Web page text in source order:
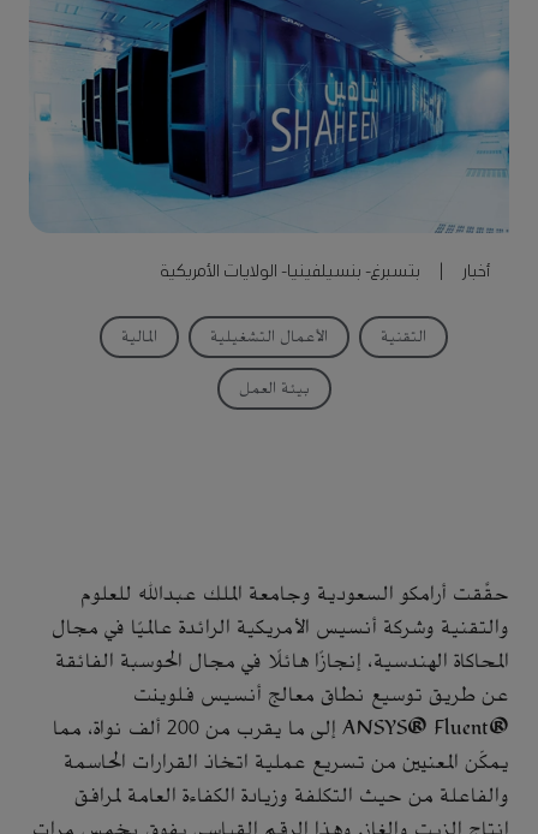
أخبار
بتسبرغ- بنسيلفينيا- الولايات الأمريكية
التقنية الأعمال التشغيلية المالية
بيئة العمل
حقَّقت أرامكو السعودية وجامعة الملك عبدالله للعلوم
والتقنية وشركة أنسيس الأمريكية الرائدة عالميًا في مجال
المحاكاة الهندسية، إنجازًا هائلًا في مجال الحوسبة الفائقة
عن طريق توسيع نطاق معالج أنسيس فلوينت
®ANSYS® Fluent إلى ما يقرب من 200 ألف نواة، مما
يمكّن المعنيين من تسريع عملية اتخاذ القرارات الحاسمة
والفاعلة من حيث التكلفة وزيادة الكفاءة العامة لمرافق